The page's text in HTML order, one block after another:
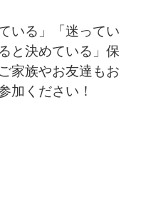
いる」「迷ってい
と決めている」保
家族やお友達もお
加ください！